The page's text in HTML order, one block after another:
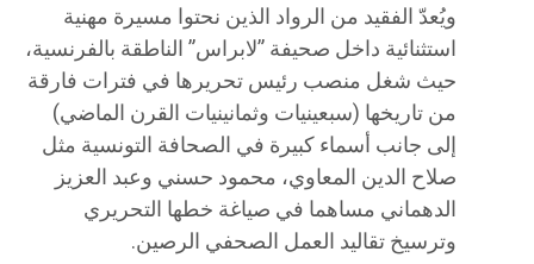
ويُعدّ الفقيد من الرواد الذين نحتوا مسيرة مهنية
استثنائية داخل صحيفة ”لابراس” الناطقة بالفرنسية،
حيث شغل منصب رئيس تحريرها في فترات فارقة
من تاريخها (سبعينيات وثمانينيات القرن الماضي)
إلى جانب أسماء كبيرة في الصحافة التونسية مثل
صلاح الدين المعاوي، محمود حسني وعبد العزيز
الدهماني مساهما في صياغة خطها التحريري
وترسيخ تقاليد العمل الصحفي الرصين.